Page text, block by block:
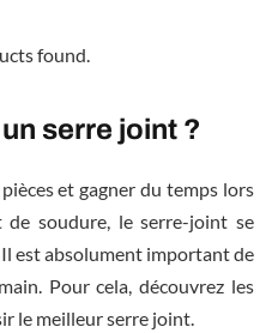
found.
serre joint ?
et gagner du temps lors
soudure, le serre-joint se
est absolument important de
Pour cela, découvrez les
le meilleur serre joint.